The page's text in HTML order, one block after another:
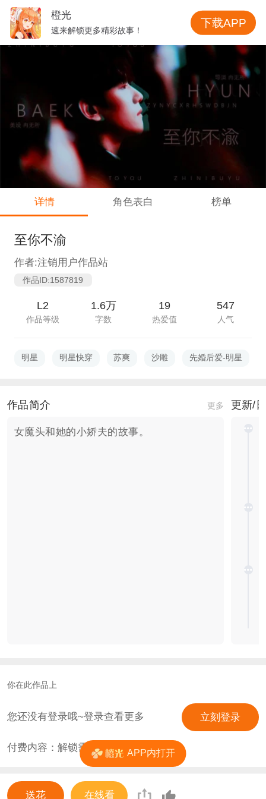
详情 角色表白 榜单
至你不渝
作者:注销用户作品站
作品ID:1587819
L2
作品等级
1.6万
字数
19
热爱值
547
人气
明星 明星快穿 苏爽 沙雕 先婚后爱-明星
作品简介 更多
女魔头和她的小娇夫的故事。
更新/
你在此作品上
您还没有登录哦~登录查看更多 立刻登录
付费内容：解锁需 4花
送花 在线看
橙光
速来解锁更多精彩故事！
下载APP
APP内打开